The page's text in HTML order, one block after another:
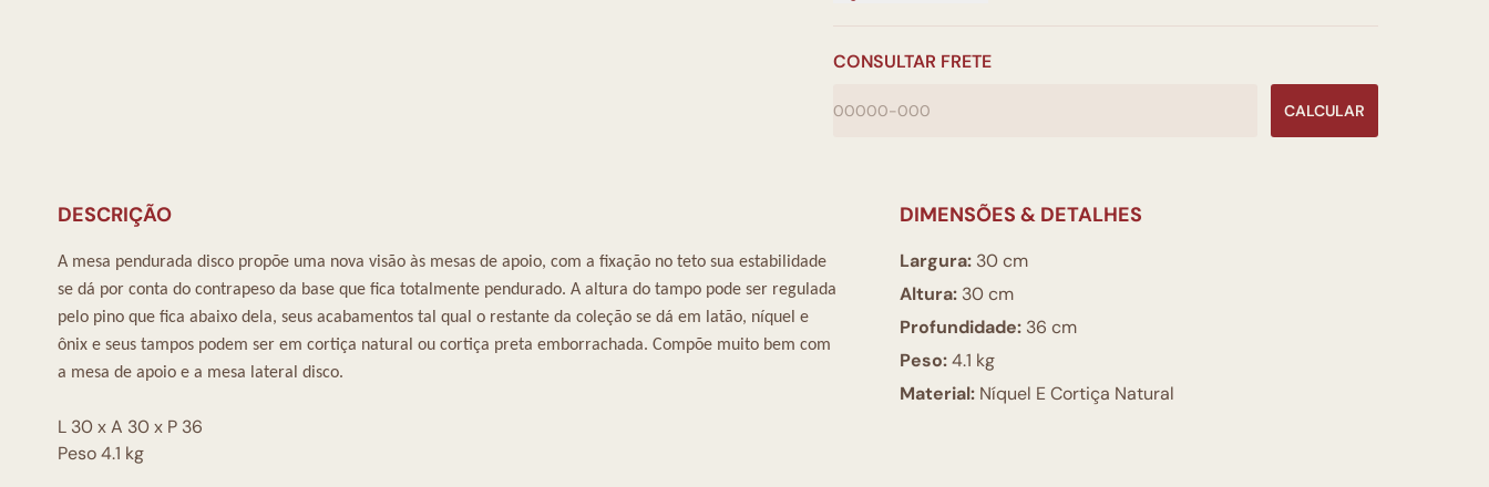
CONSULTAR FRETE
CALCULAR
DESCRIÇÃO
A mesa pendurada disco propõe uma nova visão às mesas de apoio, com a fixação no teto sua estabilidade
se dá por conta do contrapeso da base que fica totalmente pendurado. A altura do tampo pode ser regulada
pelo pino que fica abaixo dela, seus acabamentos tal qual o restante da coleção se dá em latão, níquel e
ônix e seus tampos podem ser em cortiça natural ou cortiça preta emborrachada. Compõe muito bem com
a mesa de apoio e a mesa lateral disco.
L 30 x A 30 x P 36
Peso 4.1 kg
DIMENSÕES & DETALHES
Largura: 30 cm
Altura: 30 cm
Profundidade: 36 cm
Peso:4.1 kg
Material: Níquel E Cortiça Natural